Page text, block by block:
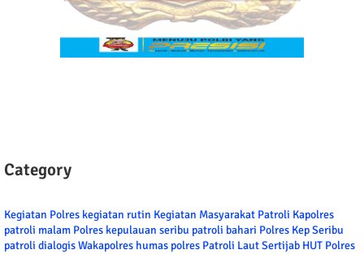
Category
Kegiatan Polres kegiatan rutin Kegiatan Masyarakat Patroli Kapolres
patroli malam Polres kepulauan seribu patroli bahari Polres Kep Seribu
patroli dialogisWakapolres humas polres Patroli LautSertijab HUT Polres